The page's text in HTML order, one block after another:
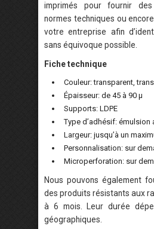
imprimés pour fournir
normes techniques ou
votre entreprise afin
sans équivoque possible.
Fiche technique
Couleur: transparent,
Épaisseur: de 45 à 90 µ
Supports: LDPE
Type d’adhésif: émulsion
Largeur: jusqu’à un
Personnalisation: sur
Microperforation: sur
Nous pouvons également
des produits résistants aux
à 6 mois. Leur durée
géographiques.